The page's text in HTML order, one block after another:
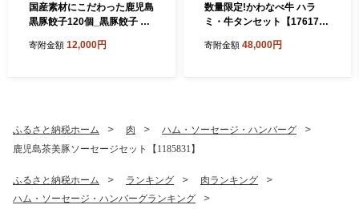
国産素材にこだわった鹿児島
黒豚餃子120個_黒豚餃子 鹿
惣菜 肉餃子 おかず 焼き餃子
寄附金額 12,000円
数量限定!かわなべ牛 ハラ
ミ・牛タンセット【176177
寄附金額 48,000円
ふるさと納税ホーム 肉
ハム・ソーセージ・ハンバーグ
鹿児島茶美豚ソーセージセット【1185831】
ふるさと納税ホーム ランキング
肉ランキング
ハム・ソーセージ・ハンバーグランキング